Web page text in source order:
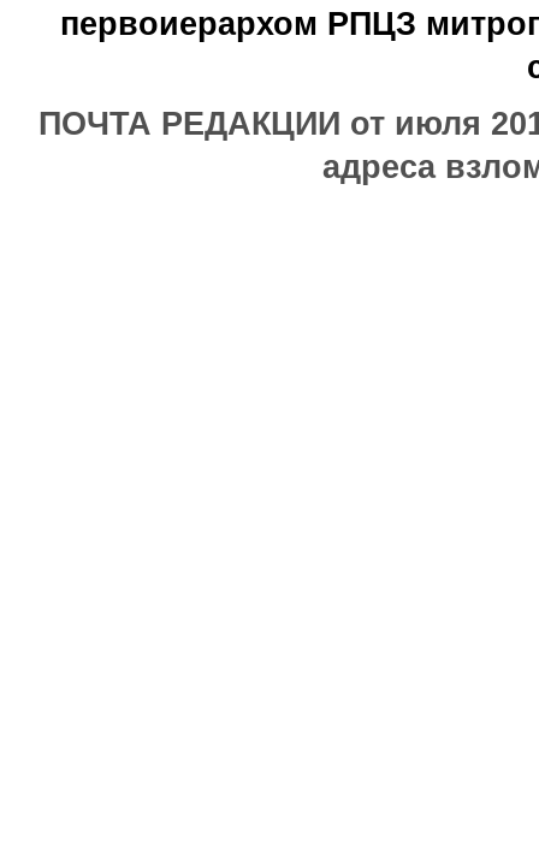
первоиерархом РПЦЗ
ПОЧТА РЕДАКЦИИ от июля
адреса